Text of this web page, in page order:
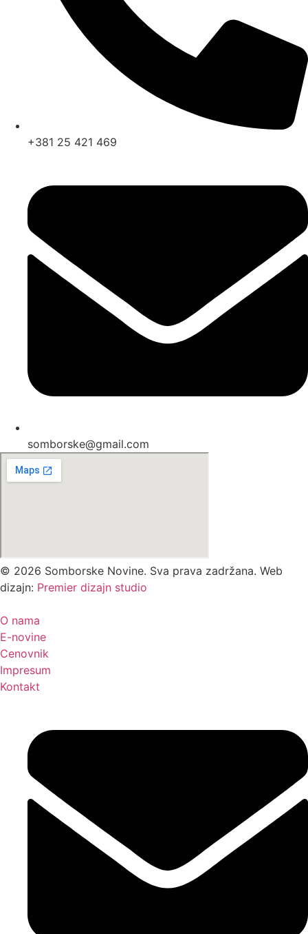
+381 25 421 469
somborske@gmail.com
© 2026 Somborske Novine. Sva prava zadržana. Web
dizajn: Premier dizajn studio
O nama
E-novine
Cenovnik
Impresum
Kontakt